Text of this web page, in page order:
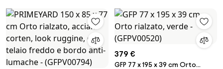
379 €
GFP 77 x 195 x 39 cm Orto